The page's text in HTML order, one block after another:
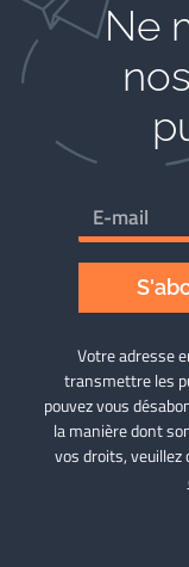
Ne
Votre adresse
transmettre les
pouvez vous
la manière dont
vos droits,